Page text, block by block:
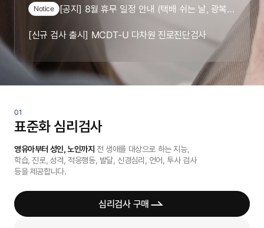
Notice [공지] 8월 휴무 일정 안내 (택배 쉬는 날, 광복절 대체 공휴일)
[신규 검사 출시] MCDT-U 다차원 진로진단검사
[중요] 인싸이트 서비스 일시 중지 안내 (8/22 토 23:50~8/23 일 23:50)
[신규 도구 출시] [상담-소통] 4가지 심리치료 이론별 핵심질문카드
표준화 심리검사
영유아부터 성인, 노인까지 전 생애를 대상으로 하는 지능,
학습, 진로, 성격, 적응행동, 발달, 신경심리, 언어, 투사 검사
등을 제공합니다.
심리검사 구매